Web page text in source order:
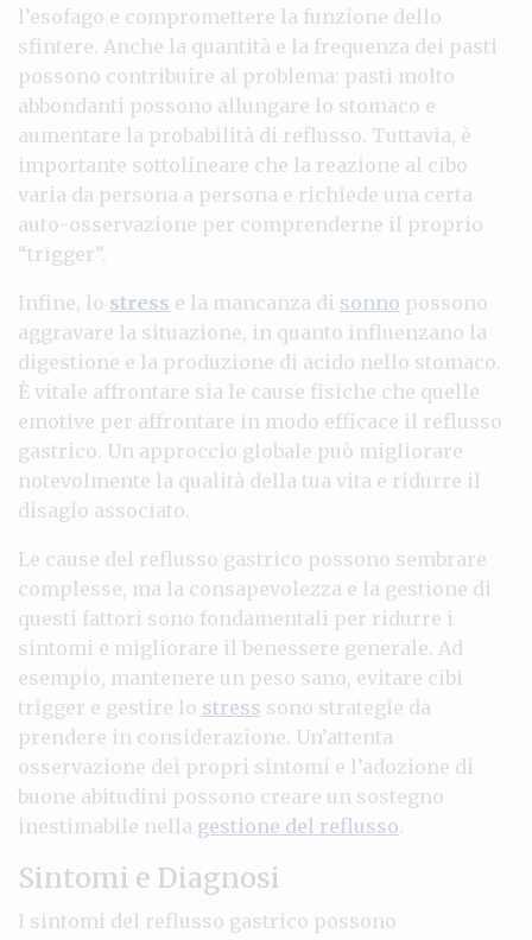
l’esofago e compromettere la funzione dello
sfintere. Anche la quantità e la frequenza dei pasti
possono contribuire al problema: pasti molto
abbondanti possono allungare lo stomaco e
aumentare la probabilità di reflusso. Tuttavia, è
importante sottolineare che la reazione al cibo
varia da persona a persona e richiede una certa
auto-osservazione per comprenderne il proprio
“trigger”.
Infine, lo stress e la mancanza di sonno possono
aggravare la situazione, in quanto influenzano la
digestione e la produzione di acido nello stomaco.
È vitale affrontare sia le cause fisiche che quelle
emotive per affrontare in modo efficace il reflusso
gastrico. Un approccio globale può migliorare
notevolmente la qualità della tua vita e ridurre il
disagio associato.
Le cause del reflusso gastrico possono sembrare
complesse, ma la consapevolezza e la gestione di
questi fattori sono fondamentali per ridurre i
sintomi e migliorare il benessere generale. Ad
esempio, mantenere un peso sano, evitare cibi
trigger e gestire lo stress sono strategie da
prendere in considerazione. Un’attenta
osservazione dei propri sintomi e l’adozione di
buone abitudini possono creare un sostegno
inestimabile nella gestione del reflusso.
Sintomi e Diagnosi
I sintomi del reflusso gastrico possono